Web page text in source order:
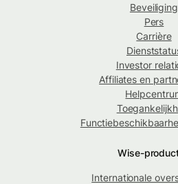
Beveiliging
Pers
Carrière
Investor
Affiliates en
Wise-
Internationale